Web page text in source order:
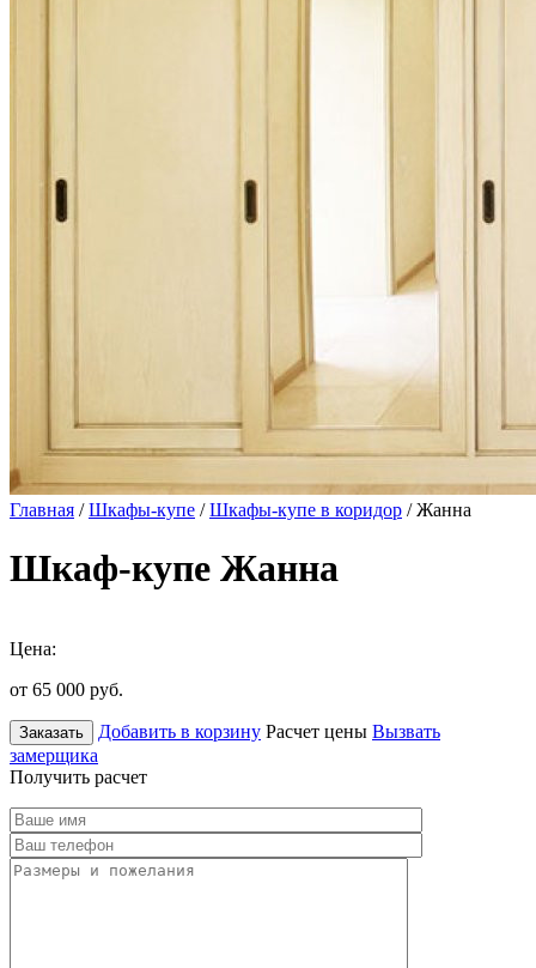
Главная /Шкафы-купе /Шкафы-купе в коридор / Жанна
Шкаф-купе Жанна
Цена:
от 65 000 руб.
Заказать Добавить в корзину Расчет цены Вызвать
замерщика
Получить расчет